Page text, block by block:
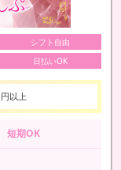
シフト自由
日払いOK
円以上
短期OK